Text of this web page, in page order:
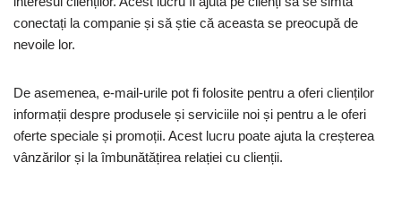
conectați la companie și să știe că aceasta se preocupă de
nevoile lor.
De asemenea, e-mail-urile pot fi folosite pentru a oferi clienților
informații despre produsele și serviciile noi și pentru a le oferi
oferte speciale și promoții. Acest lucru poate ajuta la creșterea
vânzărilor și la îmbunătățirea relației cu clienții.